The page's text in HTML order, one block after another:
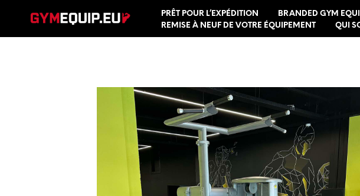
PRÊT POUR L’EXPÉDITION BRANDED GYM
REMISE À NEUF DE VOTRE ÉQUIPEMENT
QUI